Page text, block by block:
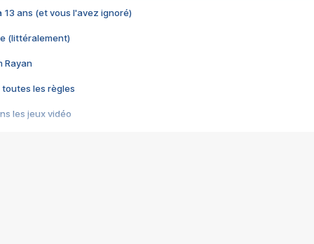
13 ans (et vous l'avez ignoré)
(littéralement)
Rayan
toutes les règles
les jeux vidéo